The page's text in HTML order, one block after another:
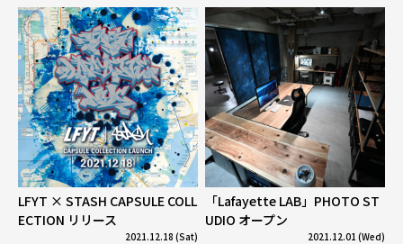
LFYT × STASH CAPSULE COLL
ECTION リリース
2021.12.18 (Sat)
「Lafayette LAB」PHOTO ST
UDIO オープン
2021.12.01 (Wed)